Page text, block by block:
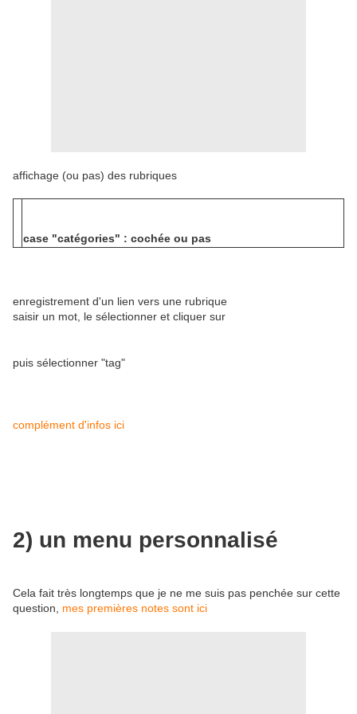
affichage (ou pas) des rubriques
case "catégories" : cochée ou pas
enregistrement d'un lien vers une rubrique
saisir un mot, le sélectionner et cliquer sur
puis sélectionner "tag"
complément d'infos ici
2) un menu personnalisé
Cela fait très longtemps que je ne me suis pas penchée sur cette
question,
mes premières notes sont ici